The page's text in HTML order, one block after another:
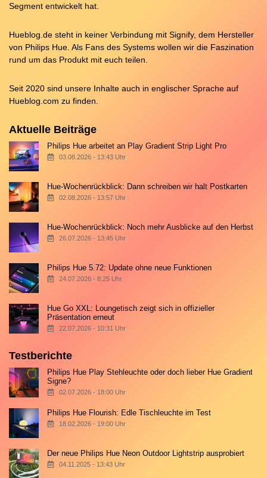
Segment entwickelt hat.
Hueblog.de steht in keiner Verbindung mit Signify, dem Hersteller
von Philips Hue. Als Fans des Systems wollen wir die Faszination
rund um das Produkt mit euch teilen.
Seit 2020 sind unsere Inhalte auch in englischer Sprache auf
Hueblog.com zu finden.
Aktuelle Beiträge
Philips Hue arbeitet an Play Gradient Strip Light Pro
03.08.2026 - 13:43 Uhr
Hue-Wochenrückblick: Dann schreiben wir halt Postkarten
02.08.2026 - 13:57 Uhr
Hue-Wochenrückblick: Noch mehr Ausblicke auf den Herbst
26.07.2026 - 13:45 Uhr
Philips Hue 5.72: Update ohne neue Funktionen
24.07.2026 - 8:25 Uhr
Hue Go XXL: Loungetisch zeigt sich in offizieller
Präsentation erneut
22.07.2026 - 10:31 Uhr
Testberichte
Philips Hue Play Stehleuchte oder doch lieber Hue Gradient
Signe?
02.07.2026 - 18:00 Uhr
Philips Hue Flourish: Edle Tischleuchte im Test
18.02.2026 - 19:00 Uhr
Der neue Philips Hue Neon Outdoor Lightstrip ausprobiert
04.11.2025 - 13:43 Uhr